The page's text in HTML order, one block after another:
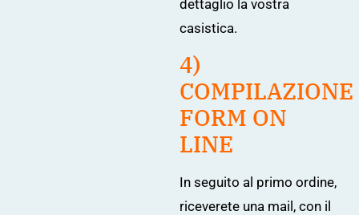
dettaglio la vostra
casistica.
4)
COMPILAZIONE
FORM ON
LINE
In seguito al primo ordine,
riceverete una mail, con il